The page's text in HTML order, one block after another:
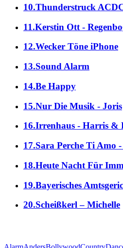
10.Thunderstruck
11.Kerstin Ott -
12.Wecker Töne iPhone
13.Sound Alarm
14.Be Happy
15.Nur Die Musik - Joris
16.Irrenhaus - Harris &
17.Sara Perche Ti Amo
18.Heute Nacht Für
19.Bayerisches
20.Scheißkerl – Michelle